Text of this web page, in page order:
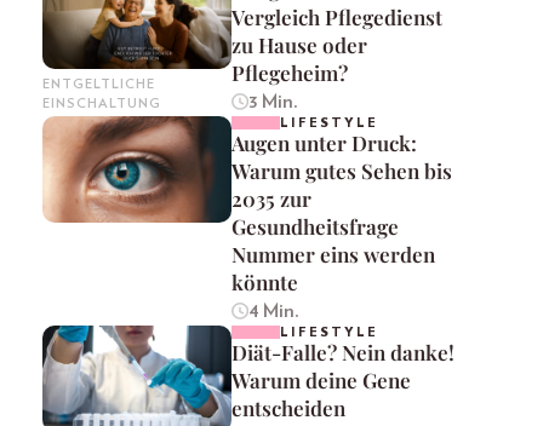
ENTGELTLICHE
EINSCHALTUNG
Vergleich Pflegedienst
zu Hause oder
Pflegeheim?
3 Min.
LIFESTYLE
Augen unter Druck:
Warum gutes Sehen bis
2035 zur
Gesundheitsfrage
Nummer eins werden
könnte
4 Min.
LIFESTYLE
Diät-Falle? Nein danke!
Warum deine Gene
entscheiden